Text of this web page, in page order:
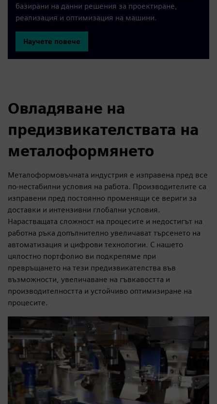
базирани на данни решения за проектиране,
реализация и оптимизация на машини.
Научете повече
Овладяване на
предизвикателствата на
металоформянето
Металоформовъчната индустрия е изправена пред все
по-нестабилни условия на работа. Производителите са
изправени пред постоянно променящи се вериги за
доставки и интензивни глобални условия.
Нарастващата сложност на процесите и недостигът на
работна ръка допълнително увеличават търсенето на
автоматизация и цифрови технологии. С нашето
цялостно портфолио ви подкрепяме при
превръщането на тези предизвикателства във
възможности, увеличаване на гъвкавостта и
производителността и устойчиво оптимизиране на
процесите.